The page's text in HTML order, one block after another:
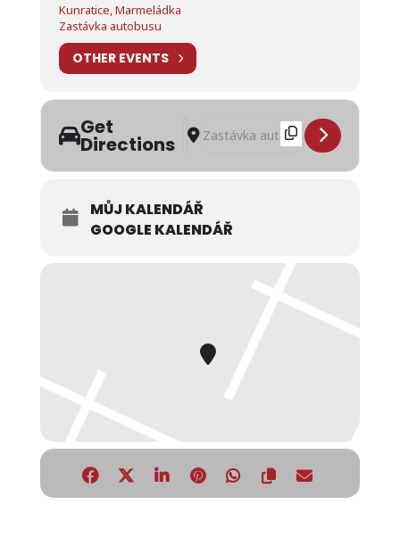
Kunratice, Marmeládka
Zastávka autobusu
OTHER EVENTS
Get
Directions
Address - Lampioňák a čáry na
Destination Address - Lampioňák
MŮJ KALENDÁŘ
GOOGLE KALENDÁŘ